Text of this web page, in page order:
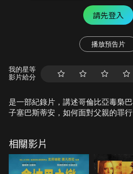
請先登入
播放預告片
我的星等
影片給分
是一部紀錄片，講述哥倫比亞毒梟
子塞巴斯蒂安，如何面對父親的罪
相關影片